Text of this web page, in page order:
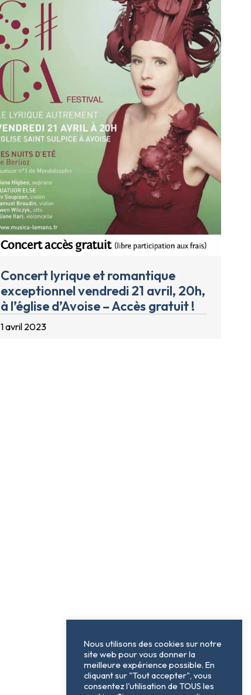
Concert lyrique et romantique
exceptionnel vendredi 21 avril, 20h,
à l’église d’Avoise – Accès gratuit !
1 avril 2023
Nous utilisons des cookies sur notre
site web pour vous donner la
meilleure expérience possible. En
cliquant sur "Tout accepter", vous
consentez l'utilisation de TOUS les